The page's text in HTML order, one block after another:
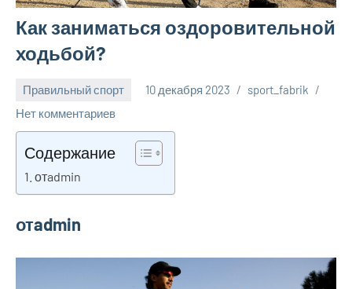
Как заниматься оздоровительной
ходьбой?
Правильный спорт 10 декабря 2023
sport_fabrik
Нет комментариев
Содержание
отadmin
отadmin